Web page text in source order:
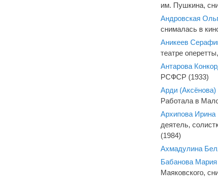
им. Пушкина,
Андровская
снималась в
Аникеев
театре
Антарова
РСФСР (1933)
Арди
Работала в
Архипова Ирина
деятель,
(1984)
Ахмадулина
Бабанова
Маяковского,